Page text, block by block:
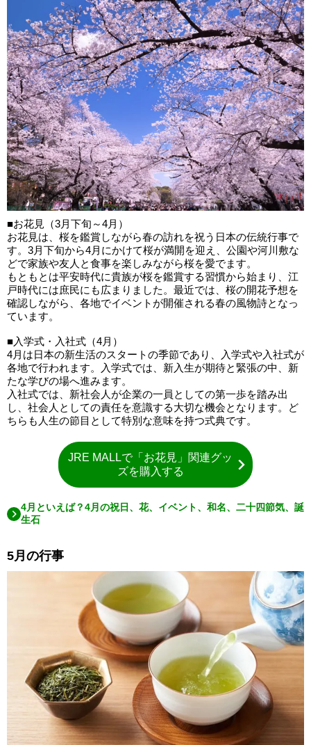
■お花見（3月下旬～4月）
お花見は、桜を鑑賞しながら春の訪れを祝う日本の伝統行事で
す。3月下旬から4月にかけて桜が満開を迎え、公園や河川敷な
どで家族や友人と食事を楽しみながら桜を愛でます。
もともとは平安時代に貴族が桜を鑑賞する習慣から始まり、江
戸時代には庶民にも広まりました。最近では、桜の開花予想を
確認しながら、各地でイベントが開催される春の風物詩となっ
ています。
■入学式・入社式（4月）
4月は日本の新生活のスタートの季節であり、入学式や入社式が
各地で行われます。入学式では、新入生が期待と緊張の中、新
たな学びの場へ進みます。
入社式では、新社会人が企業の一員としての第一歩を踏み出
し、社会人としての責任を意識する大切な機会となります。ど
ちらも人生の節目として特別な意味を持つ式典です。
JRE MALLで「お花見」関連グッ
ズを購入する
4月といえば？4月の祝日、花、イベント、和名、二十四節気、誕
生石
5月の行事